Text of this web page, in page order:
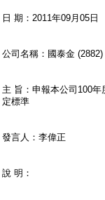
日 期：2011年09月05日
公司名稱：國泰金 (2882)
主 旨：申報本公司100
定標準
發言人：李偉正
說 明：